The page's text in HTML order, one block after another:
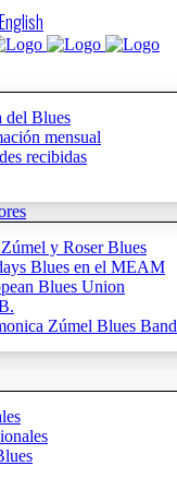
English
del Blues
mensual
recibidas
y Roser Blues
Blues en el MEAM
Blues Union
Zúmel Blues Band